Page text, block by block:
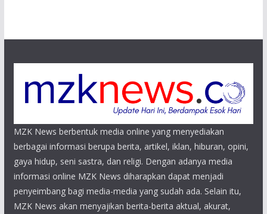
MZK News berbentuk media online yang menyediakan
berbagai informasi berupa berita, artikel, iklan, hiburan, opini,
gaya hidup, seni sastra, dan religi. Dengan adanya media
informasi online MZK News diharapkan dapat menjadi
penyeimbang bagi media-media yang sudah ada. Selain itu,
MZK News akan menyajikan berita-berita aktual, akurat,